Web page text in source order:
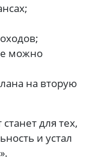
можно
на вторую
для тех,
и устал